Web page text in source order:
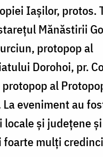
Iaşilor, protos.
Mănăstirii
protopop al
Dorohoi, pr.
protopop al
La eveniment au
și județene
foarte mulți